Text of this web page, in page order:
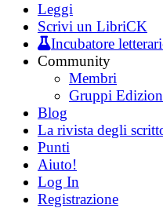
Leggi
Scrivi un LibriCK
Incubatore
Community
Membri
Gruppi
Blog
La rivista degli
Punti
Aiuto!
Log In
Registrazione